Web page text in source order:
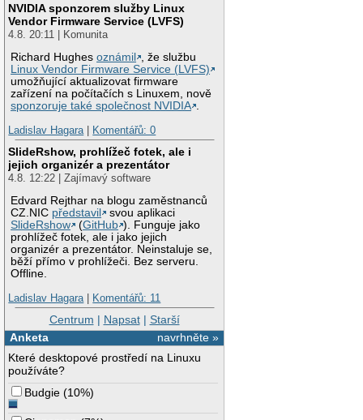
NVIDIA sponzorem služby Linux
Vendor Firmware Service (LVFS)
4.8. 20:11 | Komunita
Richard Hughesoznámil
, že službu
Linux Vendor Firmware Service (LVFS)
umožňující aktualizovat firmware
zařízení na počítačích s Linuxem, nově
sponzoruje také společnost NVIDIA .
Ladislav Hagara| Komentářů: 0
SlideRshow, prohlížeč fotek, ale i
jejich organizér a prezentátor
4.8. 12:22 | Zajímavý software
Edvard Rejthar na blogu zaměstnanců
CZ.NIC představil
svou aplikaci
SlideRshow
(GitHub ). Funguje jako
prohlížeč fotek, ale i jako jejich
organizér a prezentátor. Neinstaluje se,
běží přímo v prohlížeči. Bez serveru.
Offline.
Ladislav Hagara| Komentářů: 11
Centrum | Napsat| Starší
navrhněte »
Anketa
Které desktopové prostředí na Linuxu
používáte?
Budgie (10%)